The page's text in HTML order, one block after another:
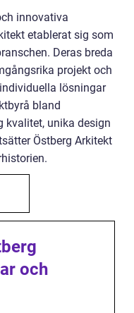
innovativa
etablerat sig som
Deras breda
projekt och
lösningar
bland
kvalitet, unika design
Östberg Arkitekt
och